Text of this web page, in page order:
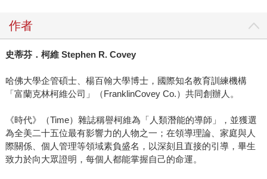
作者
史蒂芬．柯維 Stephen R. Covey
哈佛大學企管碩士、楊百翰大學博士，國際知名教育訓練機構
「富蘭克林柯維公司」（FranklinCovey Co.）共同創辦人。
《時代》（Time）雜誌稱譽柯維為「人類潛能的導師」，並獲選
為全美二十五位最有影響力的人物之一；在領導理論、家庭與人
際關係、個人管理等領域素負盛名，以深刻且直接的引導，畢生
致力於向大眾證明，每個人都能掌握自己的命運。